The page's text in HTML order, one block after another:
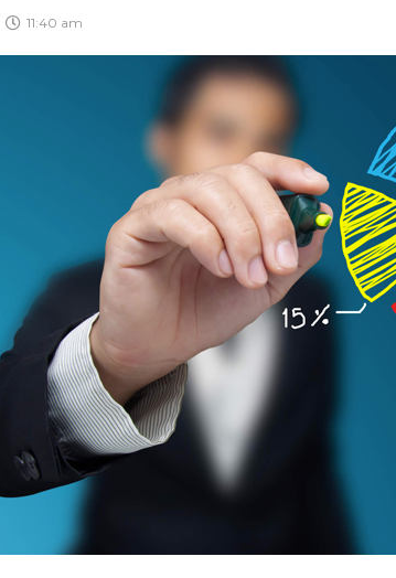
11:40 am